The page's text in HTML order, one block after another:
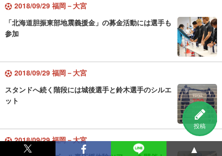
投稿
2018/09/29 福岡－大宮
「北海道胆振東部地震義援金」の募金活動には選手も
参加
2018/09/29 福岡－大宮
スタンドへ続く階段には城後選手と鈴木選手のシルエ
ット
2018/09/29 福岡－大宮
▲